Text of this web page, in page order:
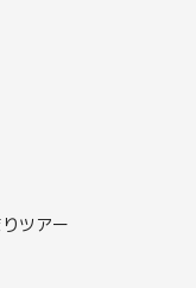
ツアー